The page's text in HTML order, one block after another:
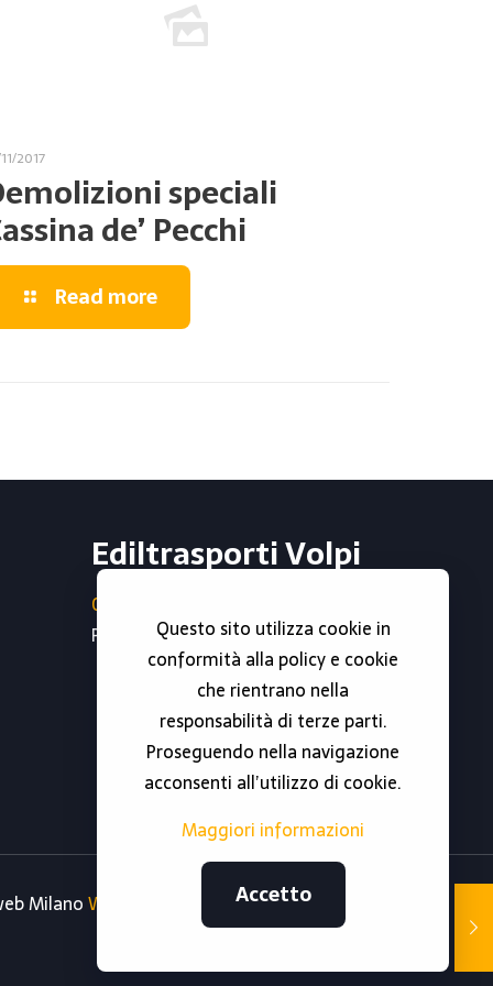
2017
speciali
de’ Pecchi
Read more
Ediltrasporti Volpi
0296790302
Partita iva : 06738810966
MilanoWeb Revolution Milano.
Questo sito utilizza cookie in
conformità alla policy e cookie
che rientrano nella
responsabilità di terze parti.
Proseguendo nella navigazione
acconsenti all’utilizzo di cookie.
Maggiori informazioni
Accetto